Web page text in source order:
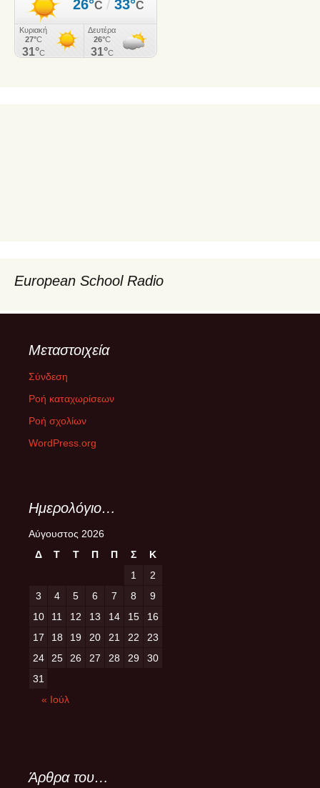
European School Radio
Μεταστοιχεία
Σύνδεση
Ροή καταχωρίσεων
Ροή σχολίων
WordPress.org
Ημερολόγιο…
Αύγουστος 2026
Δ
Τ Τ Π Π Σ
Κ
1
2
3
4 5 6 7 8
9
10
11 12 13 14 15
16
17
18 19 20 21 22
23
24
25 26 27 28 29
30
31
« Ιούλ
Άρθρα του…